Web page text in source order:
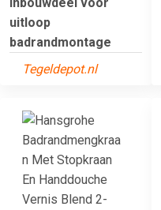
uitloop
badrandmontage
Tegeldepot.nl